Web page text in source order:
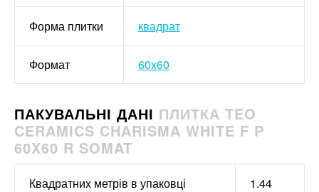
Форма плитки квадрат
Формат 60x60
ПАКУВАЛЬНІ ДАНІ ПЛИТКА TEO
CERAMICS CHARISMA WHITE F P
60X60 R SOMAT
Квадратних метрів в упаковці 1.44